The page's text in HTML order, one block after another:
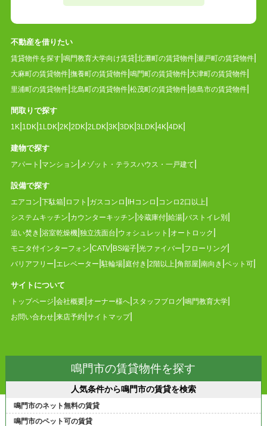
不動産を借りたい
賃貸物件を探す 鳴門教育大学向け賃貸 北灘町の賃貸物件 瀬戸町の賃貸物件
大麻町の賃貸物件 撫養町の賃貸物件 鳴門町の賃貸物件 大津町の賃貸物件
里浦町の賃貸物件 北島町の賃貸物件 松茂町の賃貸物件 徳島市の賃貸物件
間取りで探す
1K 1DK 1LDK 2K 2DK 2LDK 3K 3DK 3LDK 4K 4DK
建物で探す
アパート マンション メゾット・テラスハウス・一戸建て
設備で探す
エアコン 下駄箱 ロフト ガスコンロ IHコンロ コンロ2口以上
システムキッチン カウンターキッチン 冷蔵庫付 給湯 バストイレ別
追い焚き 浴室乾燥機 独立洗面台 ウォシュレット オートロック
モニタ付インターフォン CATV BS端子 光ファイバー フローリング
バリアフリー エレベーター 駐輪場 庭付き 2階以上 角部屋 南向き ペット可
サイトについて
トップページ 会社概要 オーナー様へ スタッフブログ 鳴門教育大学
お問い合わせ 来店予約 サイトマップ
鳴門市の賃貸物件を探す
人気条件から鳴門市の賃貸を検索
鳴門市のネット無料の賃貸
鳴門市のペット可の賃貸